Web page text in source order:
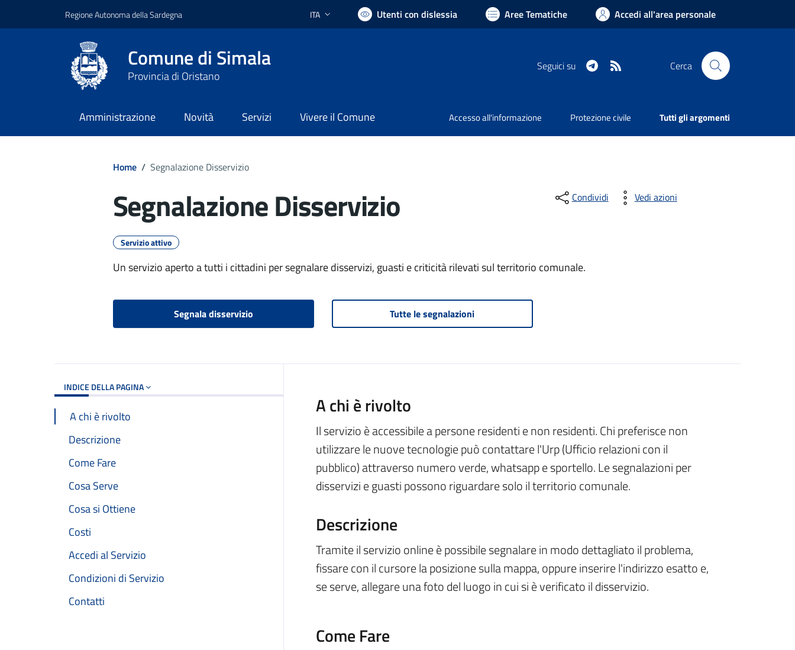
Regione Autonoma della Sardegna Lingua attiva:
ITA Utenti con dislessia Aree Tematiche Accedi all'area personale
Comune di Simala
Provincia di Oristano
Seguici su Telegram Cerca
Amministrazione Novità Servizi Vivere il Comune Accesso all'informazione Protezione civile Tutti gli argomenti
Home / Segnalazione Disservizio
Segnalazione Disservizio
Dettagli del documento
Condividi Vedi azioni
Servizio attivo
Un servizio aperto a tutti i cittadini per segnalare disservizi, guasti e criticità rilevati sul territorio comunale.
Segnala disservizio Tutte le segnalazioni
INDICE DELLA PAGINA
A chi è rivolto
Descrizione
Come Fare
Cosa Serve
Cosa si Ottiene
Costi
Accedi al Servizio
Condizioni di Servizio
Contatti
A chi è rivolto
Il servizio è accessibile a persone residenti e non residenti. Chi preferisce non
utilizzare le nuove tecnologie può contattare l'Urp (Ufficio relazioni con il
pubblico) attraverso numero verde, whatsapp e sportello. Le segnalazioni per
disservizi e guasti possono riguardare solo il territorio comunale.
Descrizione
Tramite il servizio online è possibile segnalare in modo dettagliato il problema,
fissare con il cursore la posizione sulla mappa, oppure inserire l'indirizzo esatto e,
se serve, allegare una foto del luogo in cui si è verificato il disservizio.
Come Fare